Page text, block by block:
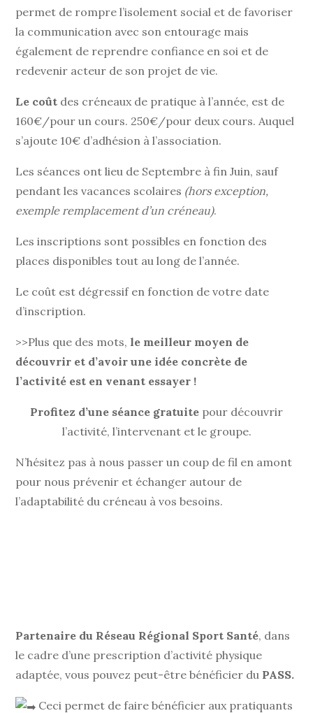
permet de rompre l’isolement social et de favoriser
la communication avec son entourage mais
également de reprendre confiance en soi et de
redevenir acteur de son projet de vie.
Le coût des créneaux de pratique à l’année, est de
160€/pour un cours. 250€/pour deux cours. Auquel
s’ajoute 10€ d’adhésion à l’association.
Les séances ont lieu de Septembre à fin Juin, sauf
pendant les vacances scolaires (hors exception,
exemple remplacement d’un créneau).
Les inscriptions sont possibles en fonction des
places disponibles tout au long de l’année.
Le coût est dégressif en fonction de votre date
d’inscription.
>>Plus que des mots, le meilleur moyen de
découvrir et d’avoir une idée concrète de
l’activité est en venant essayer !
Profitez d’une séance gratuite pour découvrir
l’activité, l’intervenant et le groupe.
N’hésitez pas à nous passer un coup de fil en amont
pour nous prévenir et échanger autour de
l’adaptabilité du créneau à vos besoins.
Partenaire du Réseau Régional Sport Santé, dans
le cadre d’une prescription d’activité physique
adaptée, vous pouvez peut-être bénéficier du PASS.
Ceci permet de faire bénéficier aux pratiquants